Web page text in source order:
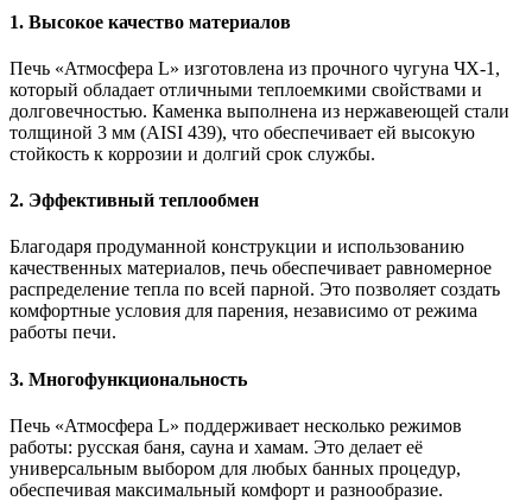
1. Высокое качество материалов
Печь «Атмосфера L» изготовлена из прочного чугуна ЧХ-1,
который обладает отличными теплоемкими свойствами и
долговечностью. Каменка выполнена из нержавеющей стали
толщиной 3 мм (AISI 439), что обеспечивает ей высокую
стойкость к коррозии и долгий срок службы.
2. Эффективный теплообмен
Благодаря продуманной конструкции и использованию
качественных материалов, печь обеспечивает равномерное
распределение тепла по всей парной. Это позволяет создать
комфортные условия для парения, независимо от режима
работы печи.
3. Многофункциональность
Печь «Атмосфера L» поддерживает несколько режимов
работы: русская баня, сауна и хамам. Это делает её
универсальным выбором для любых банных процедур,
обеспечивая максимальный комфорт и разнообразие.